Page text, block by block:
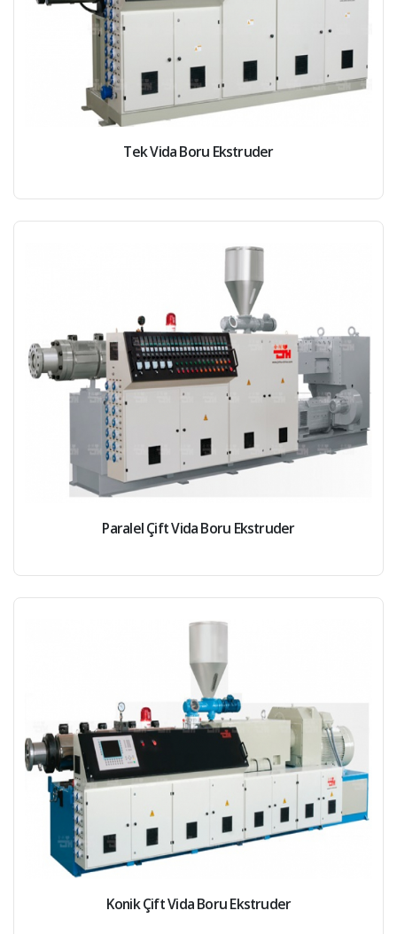
Tek Vida Boru Ekstruder
Paralel Çift Vida Boru Ekstruder
Konik Çift Vida Boru Ekstruder